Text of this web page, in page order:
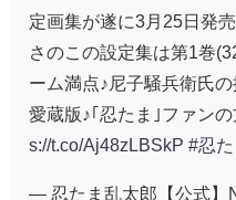
定画集が遂に3月25日発
さのこの設定集は第1巻
ーム満点♪尼子騒兵衛氏
愛蔵版♪｢忍たま｣ファン
s://t.co/Aj48zLBSkP #忍た
— 忍たま乱太郎【公式】